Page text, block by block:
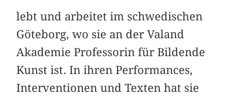
lebt und arbeitet im schwedischen
Göteborg, wo sie an der Valand
Akademie Professorin für Bildende
Kunst ist. In ihren Performances,
Interventionen und Texten hat sie